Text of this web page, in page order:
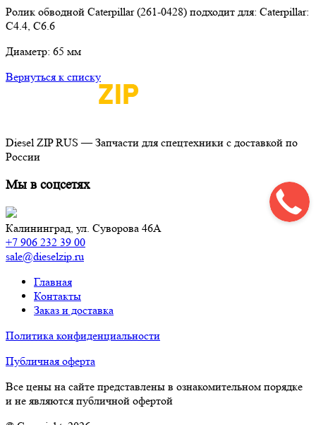
Ролик обводной Caterpillar (261-0428) подходит для: Caterpillar:
C4.4, C6.6
Диаметр: 65 мм
Вернуться к списку
Diesel ZIP RUS — Запчасти для спецтехники с доставкой по
России
Мы в соцсетях
Калининград, ул. Суворова 46А
+7 906 232 39 00
sale@dieselzip.ru
Главная
Контакты
Заказ и доставка
Политика конфиденциальности
Публичная оферта
Все цены на сайте представлены в ознакомительном порядке
и не являются публичной офертой